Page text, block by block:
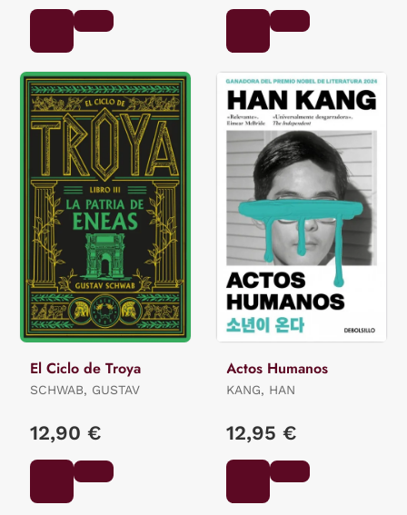
El Ciclo de Troya
SCHWAB, GUSTAV
12,90 €
Actos Humanos
KANG, HAN
12,95 €